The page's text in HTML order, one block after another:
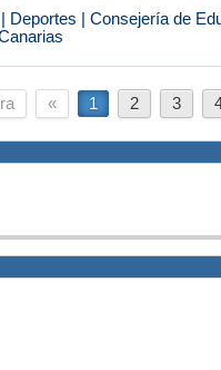
Deportes | Consejería de
« 1 2 3